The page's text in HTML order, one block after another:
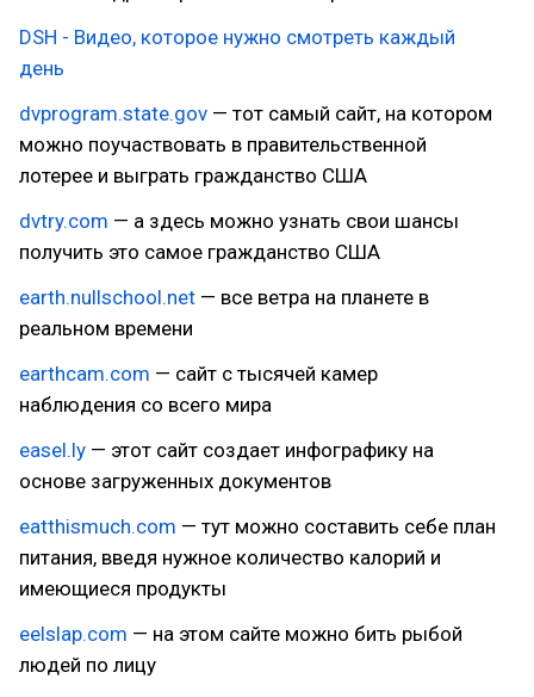
DSH - Видео, которое нужно смотреть каждый
день
dvprogram.state.gov — тот самый сайт, на котором
можно поучаствовать в правительственной
лотерее и выграть гражданство США
dvtry.com — а здесь можно узнать свои шансы
получить это самое гражданство США
earth.nullschool.net — все ветра на планете в
реальном времени
earthcam.com — сайт с тысячей камер
наблюдения со всего мира
easel.ly — этот сайт создает инфографику на
основе загруженных документов
eatthismuch.com — тут можно составить себе план
питания, введя нужное количество калорий и
имеющиеся продукты
eelslap.com — на этом сайте можно бить рыбой
людей по лицу